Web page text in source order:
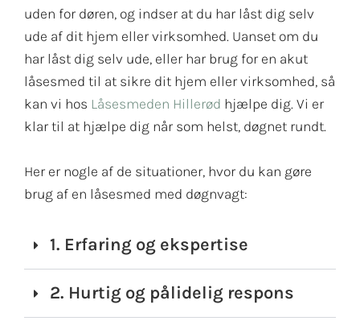
uden for døren, og indser at du har låst dig selv
ude af dit hjem eller virksomhed. Uanset om du
har låst dig selv ude, eller har brug for en akut
låsesmed til at sikre dit hjem eller virksomhed, så
kan vi hos Låsesmeden Hillerød hjælpe dig. Vi er
klar til at hjælpe dig når som helst, døgnet rundt.
Her er nogle af de situationer, hvor du kan gøre
brug af en låsesmed med døgnvagt:
1. Erfaring og ekspertise
2. Hurtig og pålidelig respons